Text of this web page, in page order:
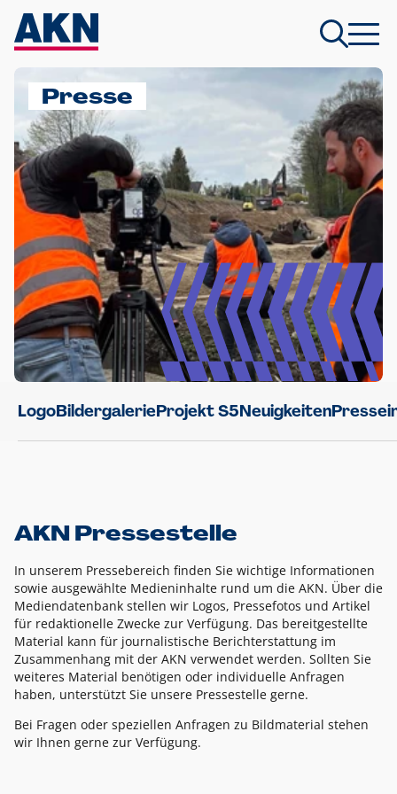
Presse
LogoBildergalerieProjekt S5Neuigkeiten
AKN Pressestelle
In unserem Pressebereich finden Sie wichtige Informationen
sowie ausgewählte Medieninhalte rund um die AKN. Über die
Mediendatenbank stellen wir Logos, Pressefotos und Artikel
für redaktionelle Zwecke zur Verfügung. Das bereitgestellte
Material kann für journalistische Berichterstattung im
Zusammenhang mit der AKN verwendet werden. Sollten Sie
weiteres Material benötigen oder individuelle Anfragen
haben, unterstützt Sie unsere Pressestelle gerne.
Bei Fragen oder speziellen Anfragen zu Bildmaterial stehen
wir Ihnen gerne zur Verfügung.